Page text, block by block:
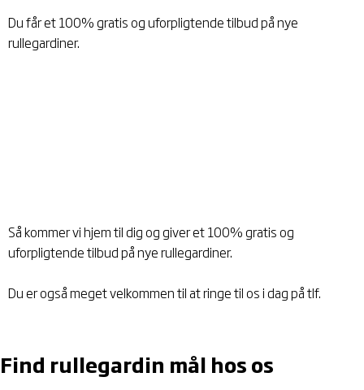
Du får et 100% gratis og uforpligtende tilbud på nye
rullegardiner.
Så kommer vi hjem til dig og giver et 100% gratis og
uforpligtende tilbud på nye rullegardiner.
Du er også meget velkommen til at ringe til os i dag på tlf.
Find rullegardin mål hos os